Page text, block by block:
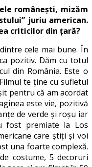
românești, mizăm
juriu american.
criticilor din țară?
cele mai bune. În
pozitiv. Dăm cu totul
din România. Este o
te ține cu sufletul
pentru că am acordat
este vie, pozitivă
de verde și roșu iar
fost premiate la Los
care știți și voi
una foarte complexă.
costume, 5 decoruri